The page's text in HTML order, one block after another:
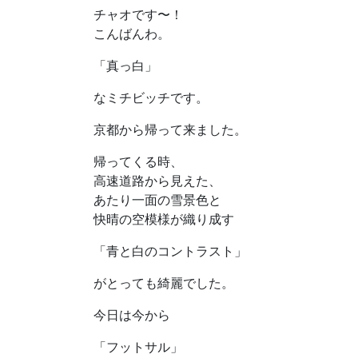
チャオです〜！
こんばんわ。
「真っ白」
なミチビッチです。
京都から帰って来ました。
帰ってくる時、
高速道路から見えた、
あたり一面の雪景色と
快晴の空模様が織り成す
「青と白のコントラスト」
がとっても綺麗でした。
今日は今から
「フットサル」